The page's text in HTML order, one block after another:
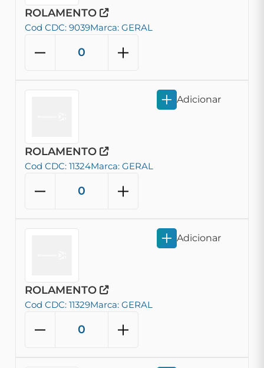
ROLAMENTO
Cod CDC: 9039Marca: GERAL
ROLAMENTO
Cod CDC: 11324Marca: GERAL
Adicionar
ROLAMENTO
Cod CDC: 11329Marca: GERAL
Adicionar